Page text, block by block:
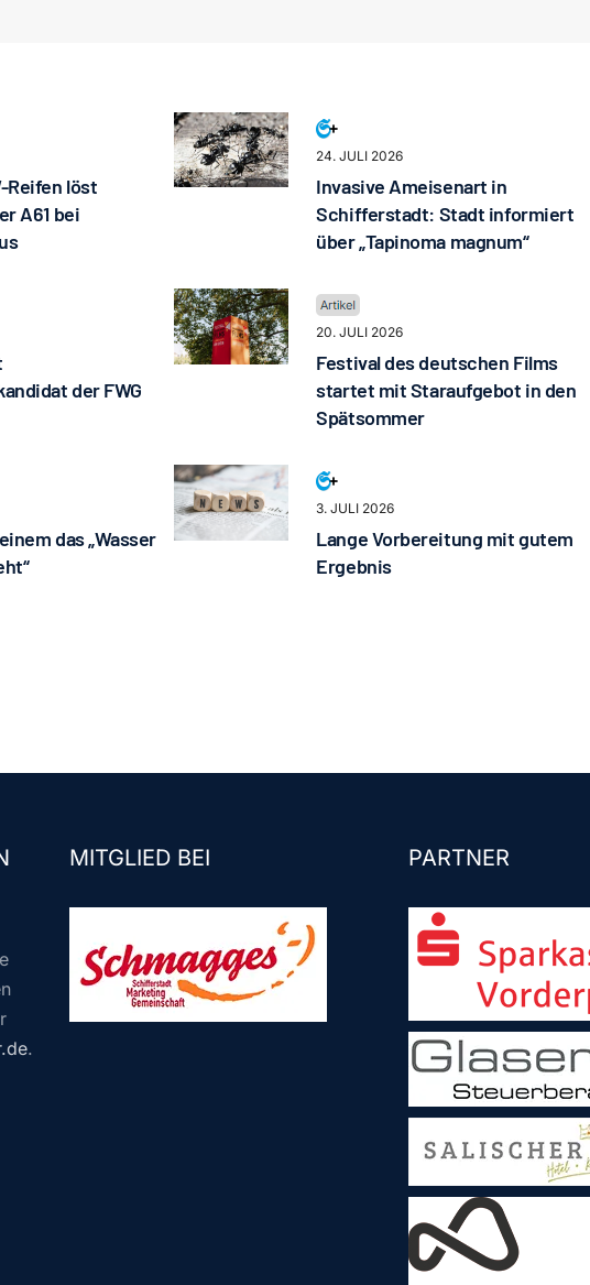
Reifen löst
A61 bei
24. JULI 2026
Invasive Ameisenart in
Schifferstadt: Stadt informiert
über „Tapinoma magnum“
der FWG
20. JULI 2026
Festival des deutschen Films
startet mit Staraufgebot in den
Spätsommer
das „Wasser
3. JULI 2026
Lange Vorbereitung mit gutem
Ergebnis
.
MITGLIED BEI PARTNER